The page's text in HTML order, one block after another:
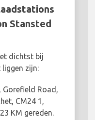
Stansted
dichtst bij
zijn:
Gorefield Road,
CM24 1,
KM gereden.